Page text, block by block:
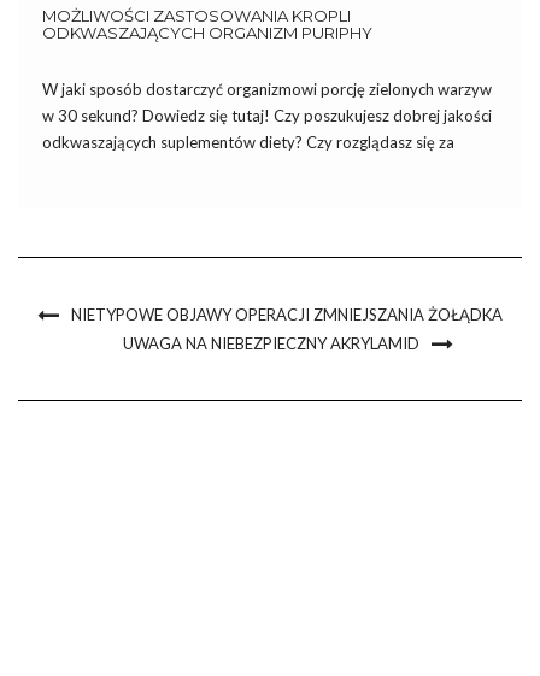
MOŻLIWOŚCI ZASTOSOWANIA KROPLI
ODKWASZAJĄCYCH ORGANIZM PURIPHY
W jaki sposób dostarczyć organizmowi porcję zielonych warzyw
w 30 sekund? Dowiedz się tutaj! Czy poszukujesz dobrej jakości
odkwaszających suplementów diety? Czy rozglądasz się za
NIETYPOWE OBJAWY OPERACJI ZMNIEJSZANIA ŻOŁĄDKA
UWAGA NA NIEBEZPIECZNY AKRYLAMID